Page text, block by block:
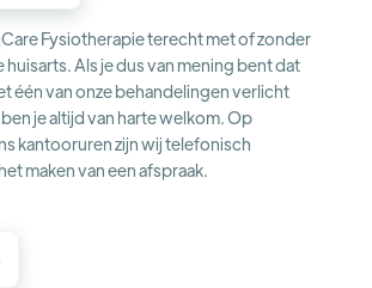
Fysiotherapie terecht met of zonder
Als je dus van mening bent dat
één van onze behandelingen verlicht
je altijd van harte welkom. Op
kantooruren zijn wij telefonisch
maken van een afspraak.